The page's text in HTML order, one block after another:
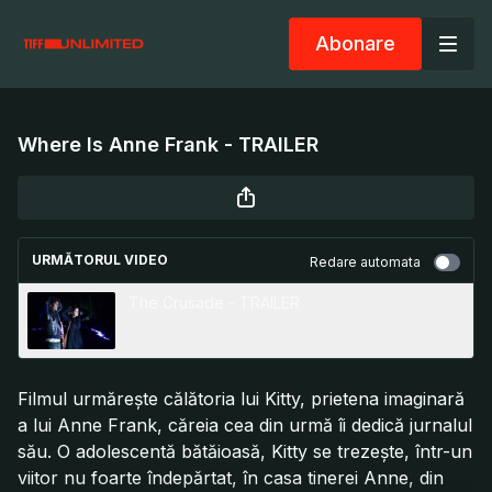
Abonare
Where Is Anne Frank - TRAILER
URMĂTORUL VIDEO Redare automata
Filmul urmărește călătoria lui Kitty, prietena imaginară
a lui Anne Frank, căreia cea din urmă îi dedică jurnalul
său. O adolescentă bătăioasă, Kitty se trezește, într-un
viitor nu foarte îndepărtat, în casa tinerei Anne, din